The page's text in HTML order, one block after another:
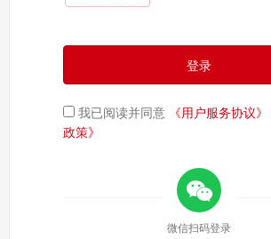
登录
我已阅读并同意 《用户服务协议》
政策》
微信扫码登录